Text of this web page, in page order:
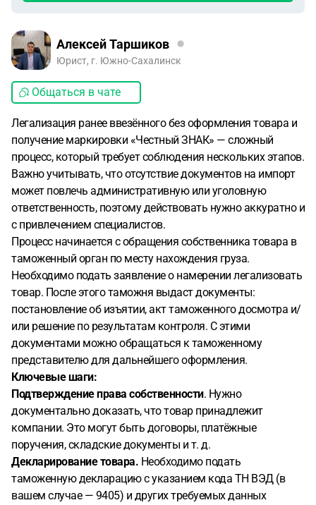
Алексей Таршиков
Юрист, г. Южно-Сахалинск
Общаться в чате
Легализация ранее ввезённого без оформления товара и
получение маркировки «Честный ЗНАК» — сложный
процесс, который требует соблюдения нескольких этапов.
Важно учитывать, что отсутствие документов на импорт
может повлечь административную или уголовную
ответственность, поэтому действовать нужно аккуратно и
с привлечением специалистов.
Процесс начинается с обращения собственника товара в
таможенный орган по месту нахождения груза.
Необходимо подать заявление о намерении легализовать
товар. После этого таможня выдаст документы:
постановление об изъятии, акт таможенного досмотра и/
или решение по результатам контроля. С этими
документами можно обращаться к таможенному
представителю для дальнейшего оформления.
Ключевые шаги:
Подтверждение права собственности. Нужно
документально доказать, что товар принадлежит
компании. Это могут быть договоры, платёжные
поручения, складские документы и т. д.
Декларирование товара. Необходимо подать
таможенную декларацию с указанием кода ТН ВЭД (в
вашем случае — 9405) и других требуемых данных